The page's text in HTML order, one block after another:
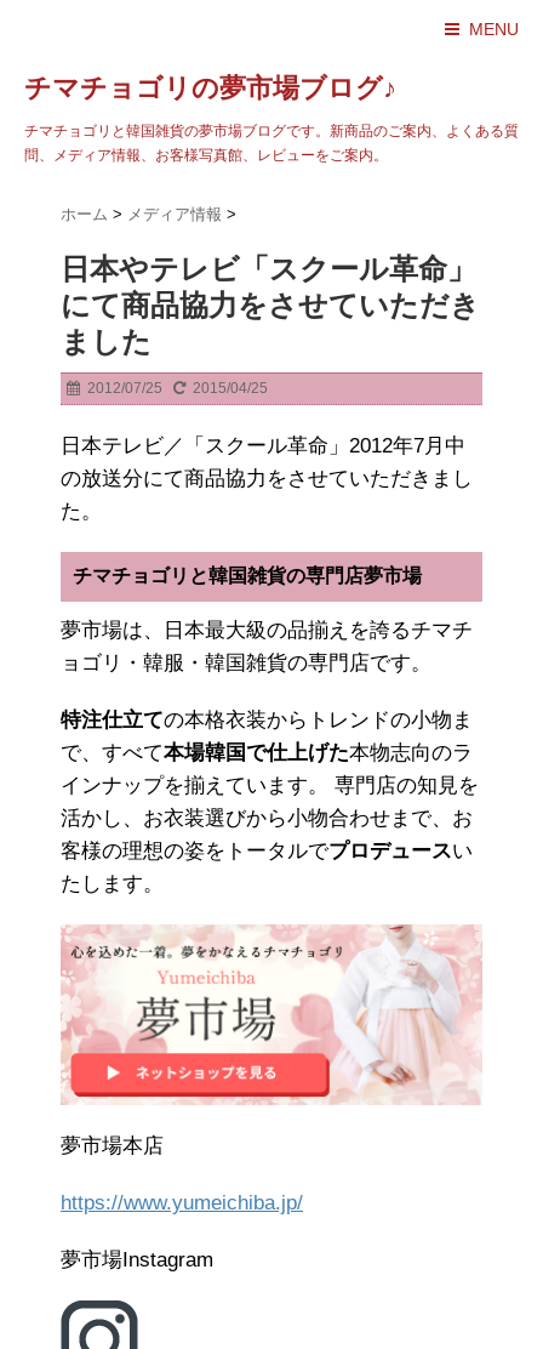
MENU
チマチョゴリの夢市場ブログ♪
チマチョゴリと韓国雑貨の夢市場ブログです。新商品のご案内、よくある質
問、メディア情報、お客様写真館、レビューをご案内。
ホーム > メディア情報 >
日本やテレビ「スクール革命」
にて商品協力をさせていただき
ました
2012/07/25 2015/04/25
日本テレビ／「スクール革命」2012年7月中
の放送分にて商品協力をさせていただきまし
た。
チマチョゴリと韓国雑貨の専門店夢市場
夢市場は、日本最大級の品揃えを誇るチマチ
ョゴリ・韓服・韓国雑貨の専門店です。
特注仕立ての本格衣装からトレンドの小物ま
で、すべて本場韓国で仕上げた本物志向のラ
インナップを揃えています。 専門店の知見を
活かし、お衣装選びから小物合わせまで、お
客様の理想の姿をトータルでプロデュースい
たします。
夢市場本店
https://www.yumeichiba.jp/
夢市場Instagram